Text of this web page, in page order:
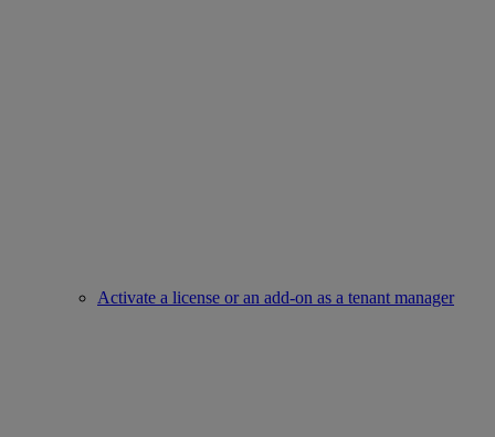
Activate a license or an add-on as a tenant manager